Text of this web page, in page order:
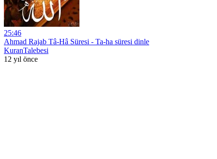
25:46
Ahmad Rajab Tâ-Hâ Süresi - Ta-ha süresi dinle
KuranTalebesi
12 yıl önce